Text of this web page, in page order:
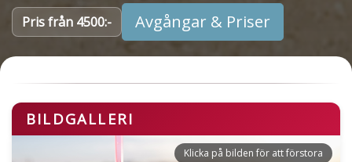
Pris från 4500:- Avgångar & Priser
BILDGALLERI